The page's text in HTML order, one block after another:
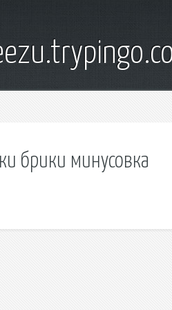
брики минусовка